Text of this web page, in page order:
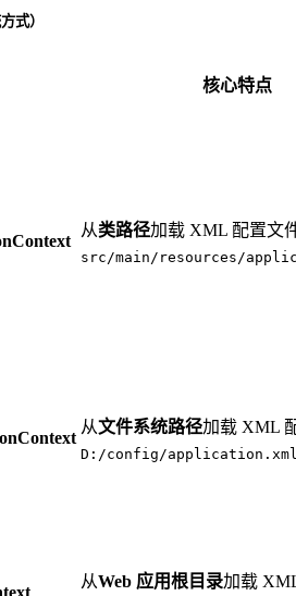
式）
核心特点
从类路径加载 XML 配置文
src/main/resources/
从文件系统路径加载 XML
D:/config/
从Web 应用根目录加载